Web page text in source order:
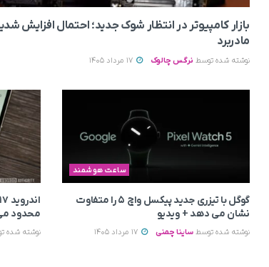
بازار کامپیوتر در انتظار شوک جدید؛ احتمال افزایش
مادربرد
نوشته شده توسط نرگس چالوک
ساعت هوشمند
گوگل با تیزری جدید پیکسل واچ ۵ را متفاوت
نشان می‌ دهد + ویدیو
نوشته شده توسط ساینا چمنی
محدود
نوشته شده